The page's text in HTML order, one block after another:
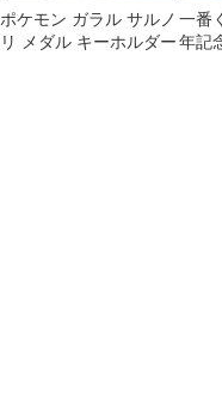
ポケモン ガラル サルノ
リ メダル キーホルダー
一番
年記